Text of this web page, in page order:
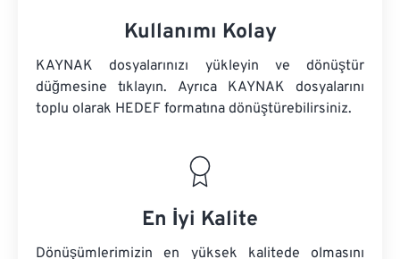
Kullanımı Kolay
KAYNAK dosyalarınızı yükleyin ve dönüştür
düğmesine tıklayın. Ayrıca KAYNAK dosyalarını
toplu olarak HEDEF formatına dönüştürebilirsiniz.
En İyi Kalite
Dönüşümlerimizin en yüksek kalitede olmasını